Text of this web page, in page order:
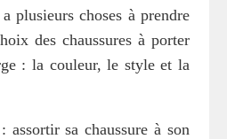
plusieurs choses à prendre
des chaussures à porter
: la couleur, le style et la
assortir sa chaussure à son